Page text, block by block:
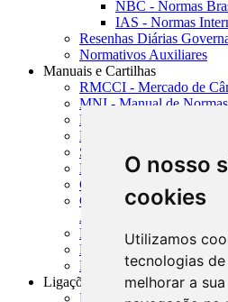
O nosso
cookies
Utilizamos
tecnologias
melhorar a
NBC - Normas
IAS - Normas
Resenhas Diárias
Normativos Auxiliares
Manuais e Cartilhas
RMCCI - Mercado de
MNI - Manual de
MTVM - Manual de
MCR - Manual de Crédito
SISORF - Manual de
MASUP - Manual de
CADOC - Catálogo de
CNAE-CONCLA -
Atividades Econômicas
PMF - Cartilhas do BCB
Manuais Auxiliares do
Resenhas Diárias
Ligações Externas
Links Úteis